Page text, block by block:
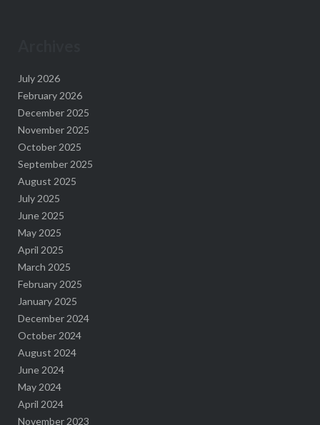
July 2026
February 2026
December 2025
November 2025
October 2025
September 2025
August 2025
July 2025
June 2025
May 2025
April 2025
March 2025
February 2025
January 2025
December 2024
October 2024
August 2024
June 2024
May 2024
April 2024
November 2023